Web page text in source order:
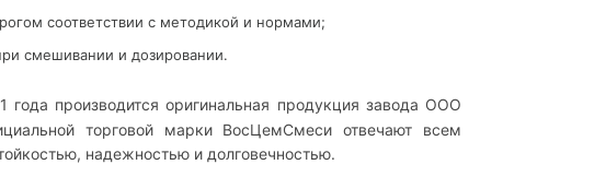
соответствии с методикой и нормами;
смешивании и дозировании.
производится оригинальная продукция завода ООО
торговой марки ВосЦемСмеси отвечают всем
надежностью и долговечностью.